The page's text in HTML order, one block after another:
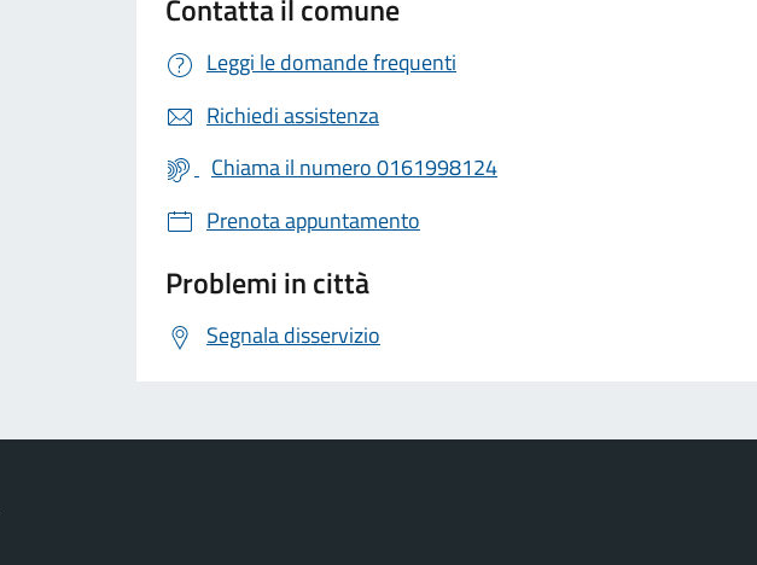
Contatta il comune
Leggi le domande frequenti
Richiedi assistenza
Chiama il numero 0161998124
Prenota appuntamento
Problemi in città
Segnala disservizio